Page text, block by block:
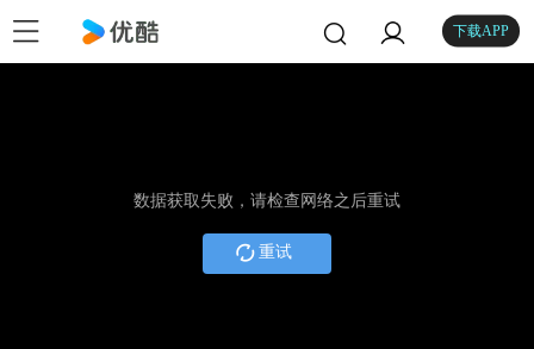
下载APP
数据获取失败，请检查网络之后重试
重试